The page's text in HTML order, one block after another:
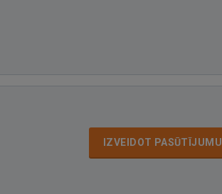
IZVEIDOT PASŪTĪJUMU